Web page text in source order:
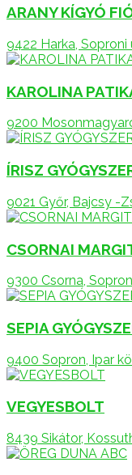
ARANY KÍGYÓ
9422 Harka, Soproni
KAROLINA
9200
ÍRISZ
9021 Győr, Bajcsy -
CSORNAI
9300 Csorna,
SEPIA
9400 Sopron, Ipar
VEGYESBOLT
8439 Sikátor,